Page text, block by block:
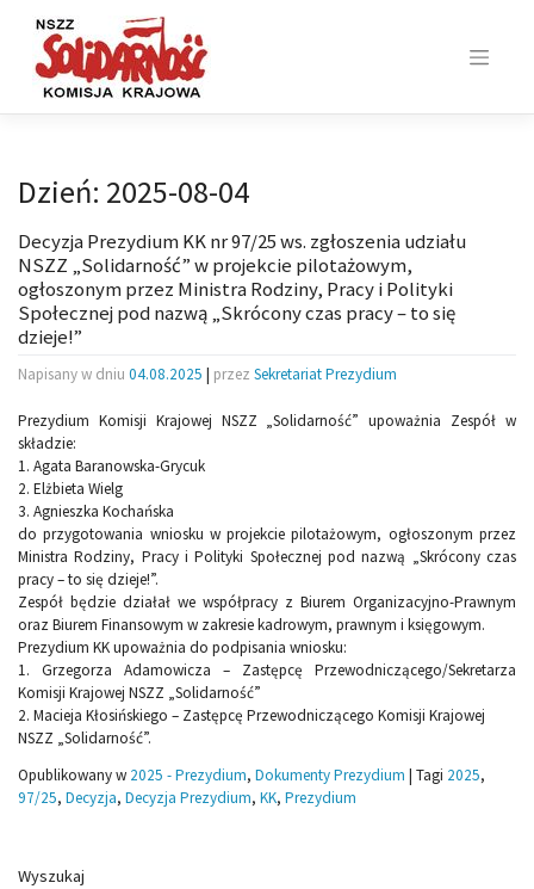
content
Dzień: 2025-08-04
Decyzja Prezydium KK nr 97/25 ws. zgłoszenia udziału
NSZZ „Solidarność” w projekcie pilotażowym,
ogłoszonym przez Ministra Rodziny, Pracy i Polityki
Społecznej pod nazwą „Skrócony czas pracy – to się
dzieje!”
Napisany w dniu 04.08.2025 | przez Sekretariat Prezydium
Prezydium Komisji Krajowej NSZZ „Solidarność” upoważnia Zespół w
składzie:
1. Agata Baranowska-Grycuk
2. Elżbieta Wielg
3. Agnieszka Kochańska
do przygotowania wniosku w projekcie pilotażowym, ogłoszonym przez
Ministra Rodziny, Pracy i Polityki Społecznej pod nazwą „Skrócony czas
pracy – to się dzieje!”.
Zespół będzie działał we współpracy z Biurem Organizacyjno-Prawnym
oraz Biurem Finansowym w zakresie kadrowym, prawnym i księgowym.
Prezydium KK upoważnia do podpisania wniosku:
1. Grzegorza Adamowicza – Zastępcę Przewodniczącego/Sekretarza
Komisji Krajowej NSZZ „Solidarność”
2. Macieja Kłosińskiego – Zastępcę Przewodniczącego Komisji Krajowej
NSZZ „Solidarność”.
Opublikowany w 2025 - Prezydium, Dokumenty Prezydium | Tagi 2025,
97/25, Decyzja, Decyzja Prezydium, KK, Prezydium
Wyszukaj